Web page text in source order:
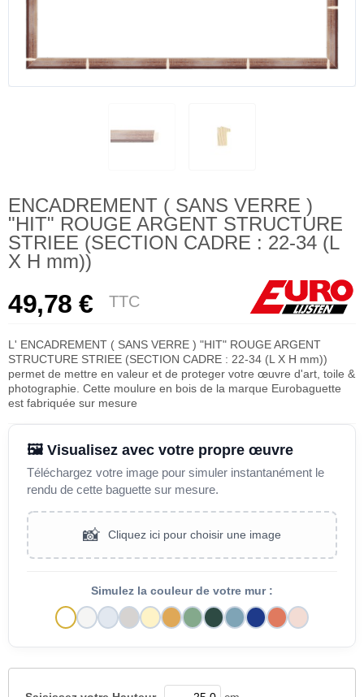
ENCADREMENT ( SANS VERRE )
"HIT" ROUGE ARGENT STRUCTURE
STRIEE (SECTION CADRE : 22-34 (L
X H mm))
49,78 € TTC
L' ENCADREMENT ( SANS VERRE ) "HIT" ROUGE ARGENT
STRUCTURE STRIEE (SECTION CADRE : 22-34 (L X H mm))
permet de mettre en valeur et de proteger votre œuvre d'art, toile &
photographie. Cette moulure en bois de la marque Eurobaguette
est fabriquée sur mesure
🖼️ Visualisez avec votre propre œuvre
Téléchargez votre image pour simuler instantanément le
rendu de cette baguette sur mesure.
📸 Cliquez ici pour choisir une image
Simulez la couleur de votre mur :